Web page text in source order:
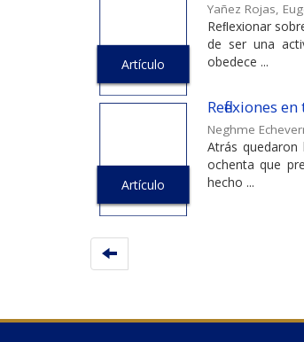
Artículo
Yañez Rojas,
Reﬂexionar
de ser una
obedece ...
Artículo
Reflexiones
Neghme
Atrás
ochenta que
hecho ...